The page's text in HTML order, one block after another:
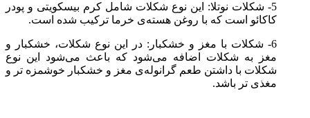
5- شکلات نوتلا: این نوع شکلات شامل کرم بیسکویتی و پودر
کاکائو است که با روغن هسته‌ی خرما ترکیب شده است.
6- شکلات با مغز و خشکبار: در این نوع شکلات، خشکبار و
مغز به شکلات اضافه می‌شود که باعث می‌شود این نوع
شکلات با داشتن طعم گرانوله‌ی مغز و خشکبار خوشمزه تر و
مغذی تر باشد.